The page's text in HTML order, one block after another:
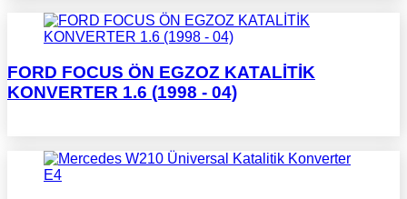
FORD FOCUS ÖN EGZOZ KATALİTİK
KONVERTER 1.6 (1998 - 04)